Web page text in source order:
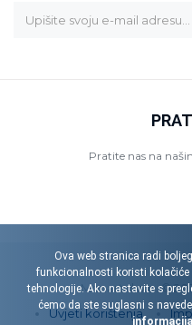
Pratite nas na
Menart d.o.o. ©
Uvjeti korištenja
Ova web stranica radi
funkcionalnosti koristi kolačiće
tehnologije. Ako nastavite s
ćemo da ste suglasni s